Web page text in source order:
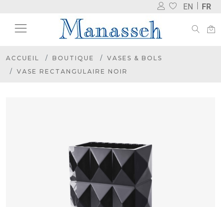
EN FR
ACCUEIL BOUTIQUE
VASES & BOLS
VASE RECTANGULAIRE NOIR